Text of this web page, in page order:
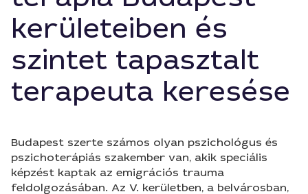
kerületeiben és
szintet tapasztalt
terapeuta keresése
Budapest szerte számos olyan pszichológus és
pszichoterápiás szakember van, akik speciális
képzést kaptak az emigrációs trauma
feldolgozásában. Az V. kerületben, a belvárosban,